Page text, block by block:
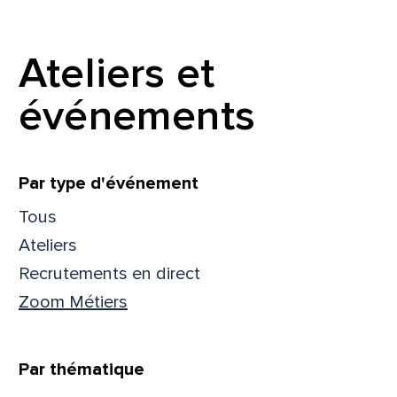
Ateliers et
événements
Filtrer
Par type d'événement
Tous
Ateliers
Recrutements en direct
Zoom Métiers
Par thématique